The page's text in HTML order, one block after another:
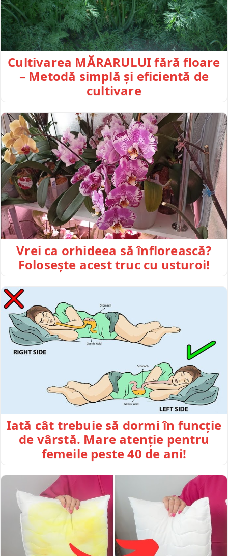
Cultivarea MĂRARULUI fără floare
– Metodă simplă și eficientă de
cultivare
Vrei ca orhideea să înflorească?
Folosește acest truc cu usturoi!
Iată cât trebuie să dormi în funcție
de vârstă. Mare atenție pentru
femeile peste 40 de ani!